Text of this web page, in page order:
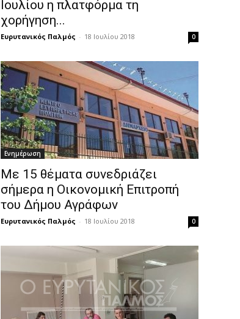
Ιουλίου η πλατφόρμα τη
χορήγηση...
Ευρυτανικός Παλμός - 18 Ιουλίου 2018 0
Ενημέρωση
Με 15 θέματα συνεδριάζει
σήμερα η Οικονομική Επιτροπή
του Δήμου Αγράφων
Ευρυτανικός Παλμός - 18 Ιουλίου 2018 0